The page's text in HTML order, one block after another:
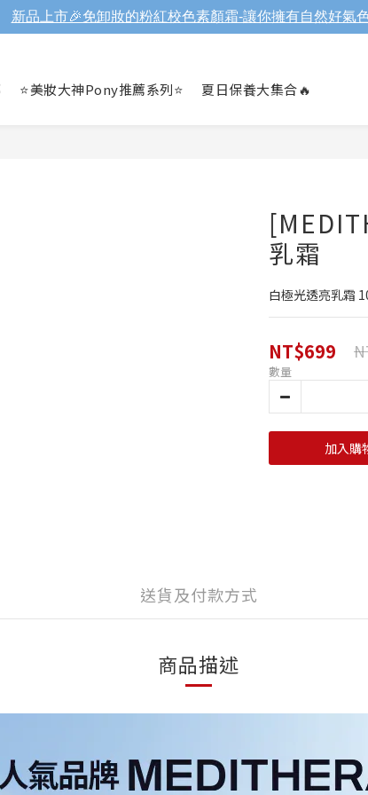
⭐美妝大神Pony推薦系列⭐ 夏日保養大集合🔥
乳霜
白極光透亮乳霜
NT$699
數量
加入購
送貨及付款方式
商品描述
新品上市🎉免卸妝的粉紅校色素顏霜-讓你擁有自然好氣